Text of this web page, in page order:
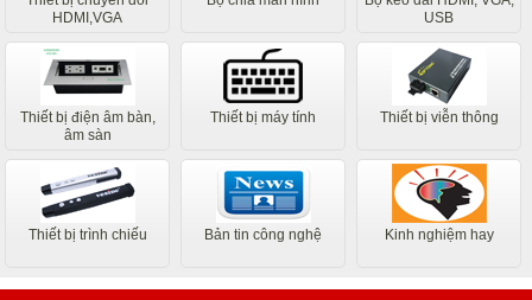
HDMI,VGA
USB
Thiết bị điện âm bàn,
âm sàn
Thiết bị máy tính Thiết bị viễn thông
Thiết bị trình chiếu Bản tin công nghệ Kinh nghiệm hay